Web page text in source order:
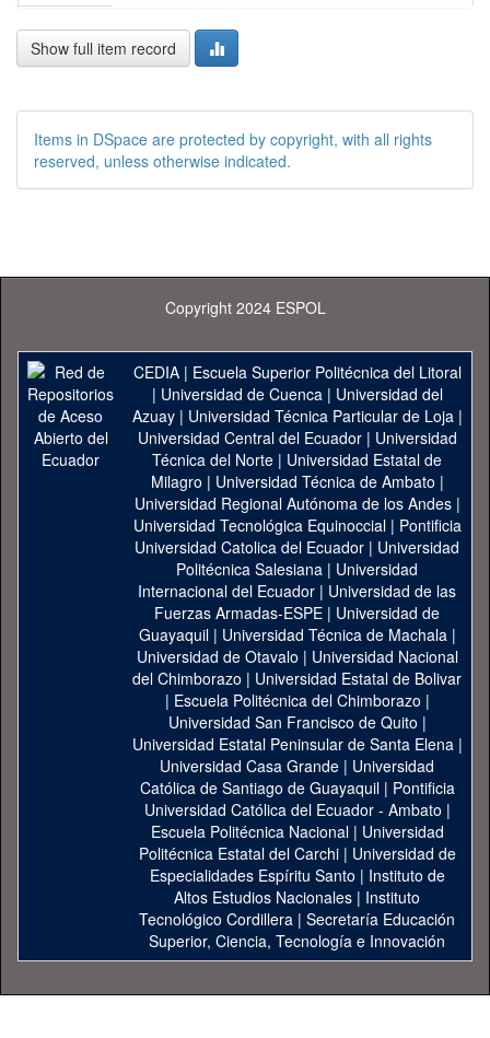
Show full item record
Items in DSpace are protected by copyright, with all rights
reserved, unless otherwise indicated.
Copyright 2024 ESPOL
CEDIA| Escuela Superior Politécnica del Litoral
| Universidad de Cuenca| Universidad del
Azuay| Universidad Técnica Particular de Loja|
Universidad Central del Ecuador| Universidad
Técnica del Norte | Universidad Estatal de
Milagro | Universidad Técnica de Ambato |
Universidad Regional Autónoma de los Andes|
Universidad Tecnológica Equinoccial| Pontificia
Universidad Catolica del Ecuador | Universidad
Politécnica Salesiana | Universidad
Internacional del Ecuador | Universidad de las
Fuerzas Armadas-ESPE | Universidad de
Guayaquil| Universidad Técnica de Machala|
Universidad de Otavalo | Universidad Nacional
del Chimborazo | Universidad Estatal de Bolivar
| Escuela Politécnica del Chimborazo |
Universidad San Francisco de Quito |
Universidad Estatal Peninsular de Santa Elena|
Universidad Casa Grande | Universidad
Católica de Santiago de Guayaquil| Pontificia
Universidad Católica del Ecuador - Ambato |
Escuela Politécnica Nacional| Universidad
Politécnica Estatal del Carchi| Universidad de
Especialidades Espíritu Santo | Instituto de
Altos Estudios Nacionales | Instituto
Tecnológico Cordillera | Secretaría Educación
Superior, Ciencia, Tecnología e Innovación